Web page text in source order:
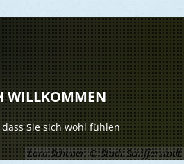
LEBEN
Vereine
Kinder
Senioren
RATHAUS
Aktuelles
Lara Scheuer, © Stadt Schifferstadt
WILLKOMMEN
Sie sich wohl fühlen